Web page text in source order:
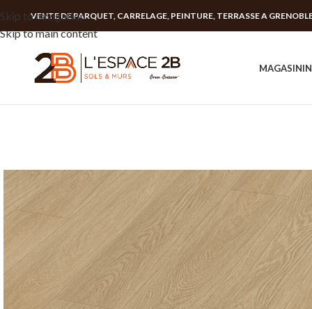
Skip to navigation
Skip to main content
VENTE DE PARQUET, CARRELAGE, PEINTURE, TERRASSE A
MAGASIN